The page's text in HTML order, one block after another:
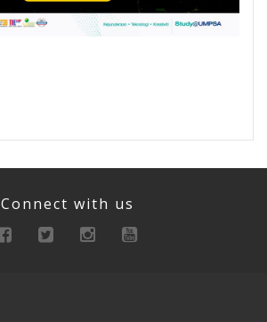
Connect with us